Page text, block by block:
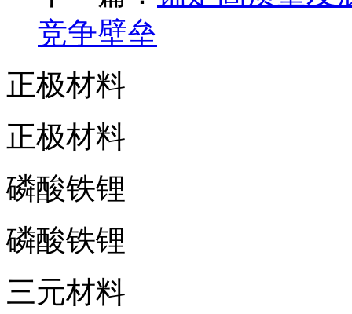
竞争壁垒
正极材料
正极材料
磷酸铁锂
磷酸铁锂
三元材料